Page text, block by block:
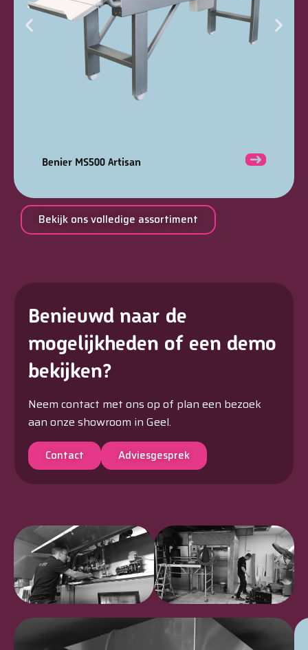
Benier MS500 Artisan
Bekijk ons volledige assortiment
Benieuwd naar de
mogelijkheden of een demo
bekijken?
Neem contact met ons op of plan een bezoek
aan onze showroom in Geel.
Contact Adviesgesprek